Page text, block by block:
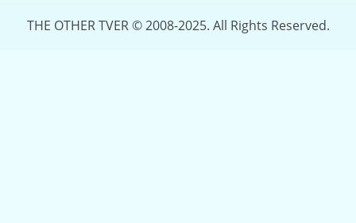
THE OTHER TVER © 2008-2025. All Rights Reserved.